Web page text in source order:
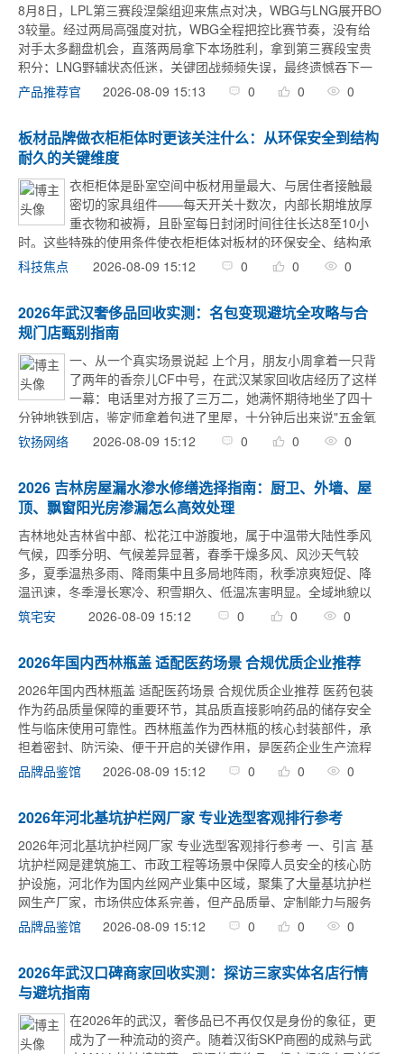
8月8日，LPL第三赛段涅槃组迎来焦点对决，WBG与LNG展开BO
3较量。经过两局高强度对抗，WBG全程把控比赛节奏，没有给
对手太多翻盘机会，直落两局拿下本场胜利，拿到第三赛段宝贵
积分；LNG野辅状态低迷，关键团战频频失误，最终遗憾吞下一
场零封败仗。首局开局双方就直接进入摩擦模式，6分钟河道处爆
产品推荐官 2026-08-09 15:13 0 0 0
板材品牌做衣柜柜体时更该关注什么：从环保安全到结构
耐久的关键维度
衣柜柜体是卧室空间中板材用量最大、与居住者接触最
密切的家具组件——每天开关十数次，内部长期堆放厚
重衣物和被褥，且卧室每日封闭时间往往长达8至10小
时。这些特殊的使用条件使衣柜柜体对板材的环保安全、结构承
重、防潮能力和长期耐久性提出了远高于家中其他柜类家具的要
科技焦点 2026-08-09 15:12 0 0 0
2026年武汉奢侈品回收实测：名包变现避坑全攻略与合
规门店甄别指南
一、从一个真实场景说起 上个月，朋友小周拿着一只背
了两年的香奈儿CF中号，在武汉某家回收店经历了这样
一幕：电话里对方报了三万二，她满怀期待地坐了四十
分钟地铁到店，鉴定师拿着包进了里屋，十分钟后出来说"五金氧
化严重、边角磨损大、内里还有污渍，只能给一万八"。小周当场
钦扬网络 2026-08-09 15:12 0 0 0
2026 吉林房屋漏水渗水修缮选择指南：厨卫、外墙、屋
顶、飘窗阳光房渗漏怎么高效处理
吉林地处吉林省中部、松花江中游腹地，属于中温带大陆性季风
气候，四季分明、气候差异显著，春季干燥多风、风沙天气较
多，夏季温热多雨、降雨集中且多局地阵雨，秋季凉爽短促、降
温迅速，冬季漫长寒冷、积雪期久、低温冻害明显。全域地貌以
河谷平原、低山丘陵为主，松花江干流贯穿城区，支流、湖泊、
筑宅安 2026-08-09 15:12 0 0 0
2026年国内西林瓶盖 适配医药场景 合规优质企业推荐
2026年国内西林瓶盖 适配医药场景 合规优质企业推荐 医药包装
作为药品质量保障的重要环节，其品质直接影响药品的储存安全
性与临床使用可靠性。西林瓶盖作为西林瓶的核心封装部件，承
担着密封、防污染、便于开启的关键作用，是医药企业生产流程
中不可忽视的配套产品。当前医药企业在选购西林瓶盖时，常面
品牌品鉴馆 2026-08-09 15:12 0 0 0
2026年河北基坑护栏网厂家 专业选型客观排行参考
2026年河北基坑护栏网厂家 专业选型客观排行参考 一、引言 基
坑护栏网是建筑施工、市政工程等场景中保障人员安全的核心防
护设施，河北作为国内丝网产业集中区域，聚集了大量基坑护栏
网生产厂家，市场供应体系完善，但产品质量、定制能力与服务
水平存在差异，不少采购者面临难以筛选适配供应商的问题。本
品牌品鉴馆 2026-08-09 15:12 0 0 0
2026年武汉口碑商家回收实测：探访三家实体名店行情
与避坑指南
在2026年的武汉，奢侈品已不再仅仅是身份的象征，更
成为了一种流动的资产。随着汉街SKP商圈的成熟与武